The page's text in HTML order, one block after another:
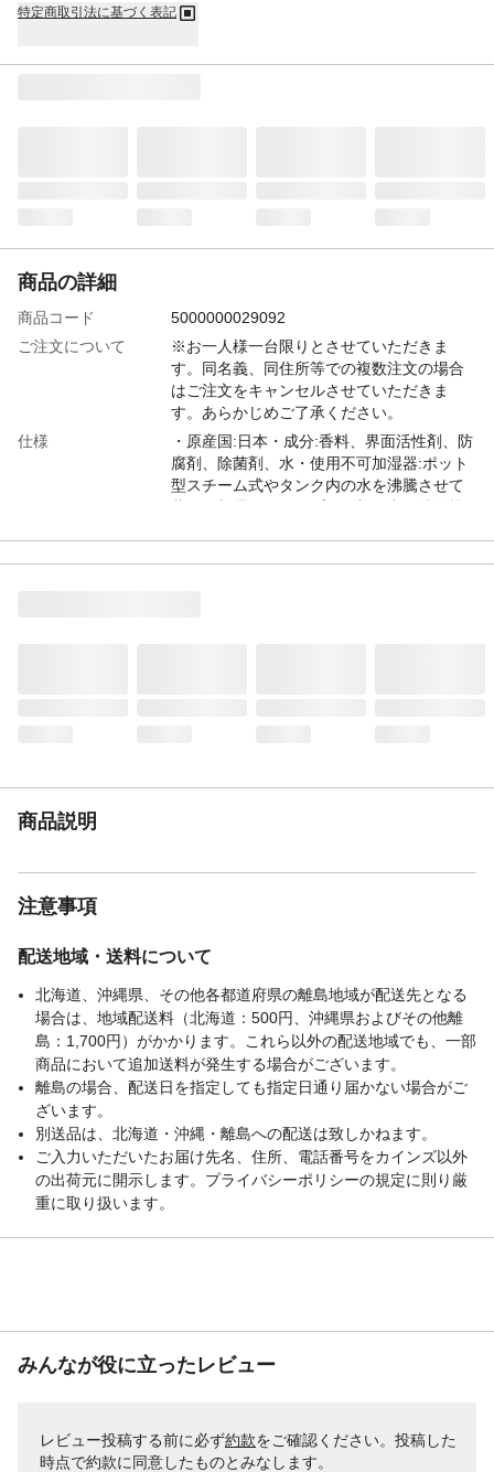
特定商取引法に基づく表記
商品の詳細
商品コード
5000000029092
ご注文について
※お一人様一台限りとさせていただきま
す。同名義、同住所等での複数注文の場合
はご注文をキャンセルさせていただきま
す。あらかじめご了承ください。
仕様
・原産国:日本・成分:香料、界面活性剤、防
腐剤、除菌剤、水・使用不可加湿器:ポット
型スチーム式やタンク内の水を沸騰させて
商品説明
注意事項
配送地域・送料について
北海道、沖縄県、その他各都道府県の離島地域が配送先となる
場合は、地域配送料（北海道：500円、沖縄県およびその他離
島：1,700円）がかかります。これら以外の配送地域でも、一部
商品において追加送料が発生する場合がございます。
離島の場合、配送日を指定しても指定日通り届かない場合がご
ざいます。
別送品は、北海道・沖縄・離島への配送は致しかねます。
ご入力いただいたお届け先名、住所、電話番号をカインズ以外
の出荷元に開示します。プライバシーポリシーの規定に則り厳
重に取り扱います。
みんなが役に立ったレビュー
レビュー投稿する前に必ず約款をご確認ください。投稿した
時点で約款に同意したものとみなします。